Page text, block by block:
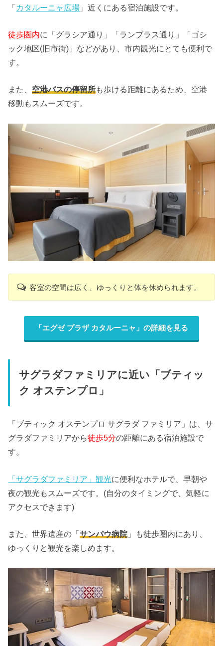
「カタルーニャ広場 」近くにある宿泊施設です。
徒歩圏内に「グラシア通り」「ランブラス通り」「ゴシ
ック地区(旧市街)」などがあり、市内観光にとても便利で
す。
また、空港バスの停留所も歩ける距離にあるため、空港
移動もスムーズです。
客室の空間は広く、ゆっくりと体を休められます。
「エグゼ プラザ カタルーニャ」の詳細を見る
サグラダファミリアに近い「ブティッ
ク オステンプロ」
「ブティック オステンプロ サグラダ ファミリア」は、サ
グラダファミリアから徒歩5分の距離にある宿泊施設で
す。
「サグラダファミリア」観光に便利なホテルで、早朝や
夜の観光もスムーズです。(自分のタイミングで、気軽に
アクセスできます)
また、世界遺産の「サンパウ病院」も徒歩圏内にあり、
ゆっくりと観光を楽しめます。